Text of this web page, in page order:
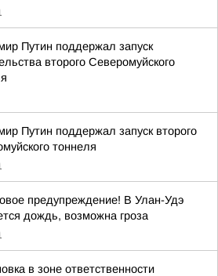
Путин поддержал запуск
второго Северомуйского
Путин поддержал запуск второго
тоннеля
предупреждение! В Улан-Удэ
дождь, возможна гроза
в зоне ответственности